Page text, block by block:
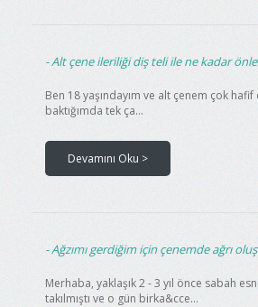
Alt çene ileriliği diş teli ile ne kadar
Ben 18 yaşındayım ve alt çenem çok
baktığımda tek ça...
Devamını Oku >
Ağzımı gerdiğim için çenemde ağrı
Merhaba, yaklaşık 2 - 3 yıl önce sabah
takılmıştı ve o gün birka&cce...